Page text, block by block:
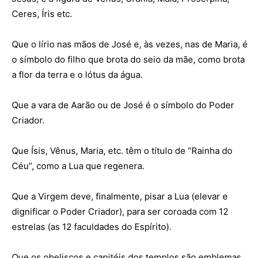
Ceres, Íris etc.
Que o lírio nas mãos de José e, às vezes, nas de Maria, é
o símbolo do filho que brota do seio da mãe, como brota
a flor da terra e o lótus da água.
Que a vara de Aarão ou de José é o símbolo do Poder
Criador.
Que Ísis, Vênus, Maria, etc. têm o título de “Rainha do
Céu”, como a Lua que regenera.
Que a Virgem deve, finalmente, pisar a Lua (elevar e
dignificar o Poder Criador), para ser coroada com 12
estrelas (as 12 faculdades do Espírito).